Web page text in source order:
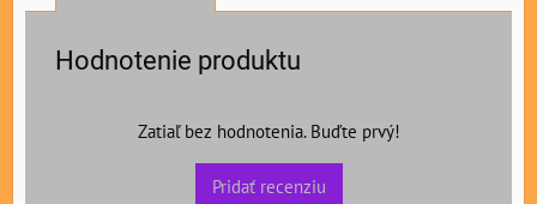
Hodnotenie produktu
Zatiaľ bez hodnotenia. Buďte prvý!
Pridať recenziu